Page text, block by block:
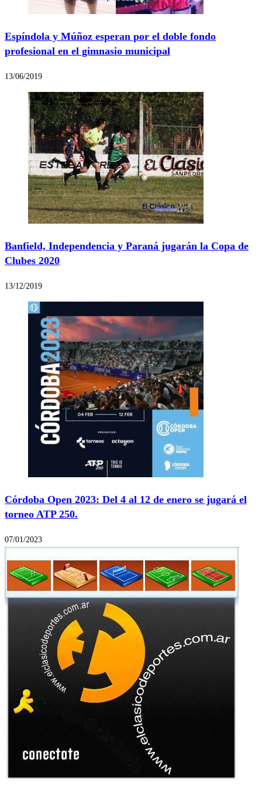
Espíndola y Múñoz esperan por el doble fondo
profesional en el gimnasio municipal
13/06/2019
Banfield, Independencia y Paraná jugarán la Copa de
Clubes 2020
13/12/2019
Córdoba Open 2023: Del 4 al 12 de enero se jugará el
torneo ATP 250.
07/01/2023